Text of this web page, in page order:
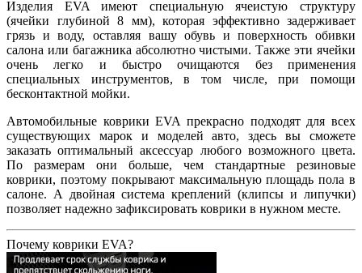
Изделия EVA имеют специальную ячеистую структуру
(ячейки глубиной 8 мм), которая эффективно задерживает
грязь и воду, оставляя вашу обувь и поверхность обивки
салона или багажника абсолютно чистыми. Также эти ячейки
очень легко и быстро очищаются без применения
специальных инструментов, в том числе, при помощи
бесконтактной мойки.
Автомобильные коврики EVA прекрасно подходят для всех
существующих марок и моделей авто, здесь вы сможете
заказать оптимальный аксессуар любого возможного цвета.
По размерам они больше, чем стандартные резиновые
коврики, поэтому покрывают максимальную площадь пола в
салоне. А двойная система креплений (клипсы и липучки)
позволяет надежно зафиксировать коврики в нужном месте.
Почему коврики EVA?